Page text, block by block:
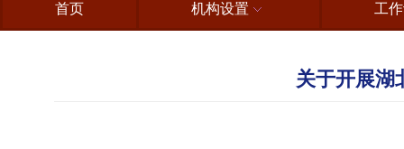
首页 机构设置 工
关于开展湖